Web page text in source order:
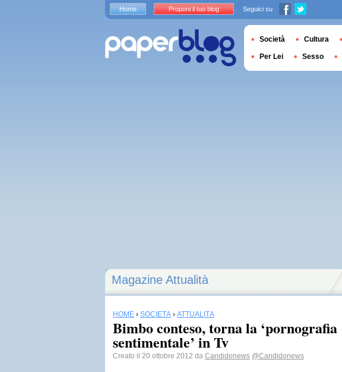
Magazine Attualità
HOME › SOCIETÀ › ATTUALITÀ
Bimbo conteso, torna la ‘pornografia
sentimentale’ in Tv
Creato il 20 ottobre 2012 da Candidonews @Candidonews
Home Proponi il tuo blog Seguici su
Società Cultura
Per Lei Sesso